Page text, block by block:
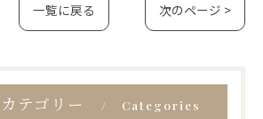
一覧に戻る 次のページ >
カテゴリー Categories